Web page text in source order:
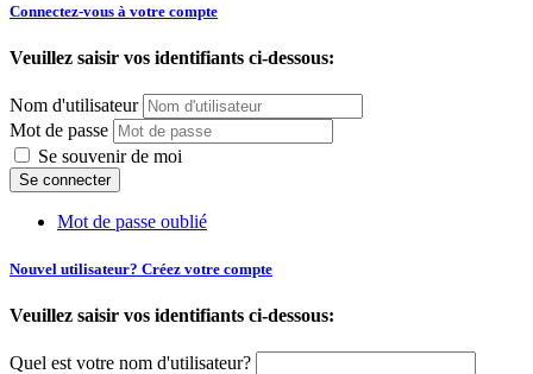
Connectez-vous à votre compte
Veuillez saisir vos identifiants ci-dessous:
Nom d'utilisateur
Mot de passe
Se souvenir de moi
Mot de passe oublié
Nouvel utilisateur? Créez votre compte
Veuillez saisir vos identifiants ci-dessous:
Quel est votre nom d'utilisateur?